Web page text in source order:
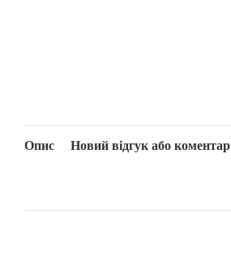
Опис Новий відгук або коментар